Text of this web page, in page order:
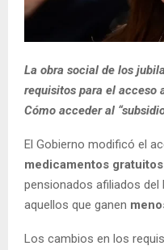
La obra social de los
requisitos para el acceso
Cómo acceder al
El Gobierno modificó el
medicamentos gratuitos
pensionados afiliados del
aquellos que ganen
Los cambios en los